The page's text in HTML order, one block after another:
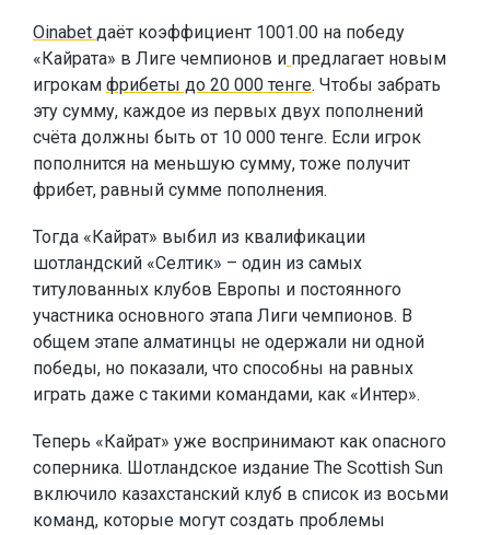
Oinabet даёт коэффициент 1001.00 на победу
«Кайрата» в Лиге чемпионов и предлагает новым
игрокам фрибеты до 20 000 тенге. Чтобы забрать
эту сумму, каждое из первых двух пополнений
счёта должны быть от 10 000 тенге. Если игрок
пополнится на меньшую сумму, тоже получит
фрибет, равный сумме пополнения.
Тогда «Кайрат» выбил из квалификации
шотландский «Селтик» – один из самых
титулованных клубов Европы и постоянного
участника основного этапа Лиги чемпионов. В
общем этапе алматинцы не одержали ни одной
победы, но показали, что способны на равных
играть даже с такими командами, как «Интер».
Теперь «Кайрат» уже воспринимают как опасного
соперника. Шотландское издание The Scottish Sun
включило казахстанский клуб в список из восьми
команд, которые могут создать проблемы